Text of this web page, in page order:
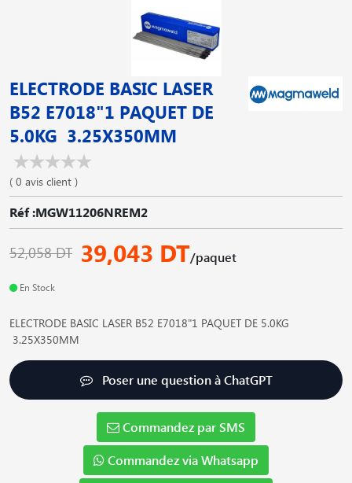
ELECTRODE BASIC LASER
B52 E7018"1 PAQUET DE
5.0KG 3.25X350MM
( 0 avis client )
Réf :MGW11206NREM2
52,058 DT 39,043 DT/paquet
En Stock
ELECTRODE BASIC LASER B52 E7018"1 PAQUET DE 5.0KG
3.25X350MM
Poser une question à ChatGPT
Commandez par SMS
Commandez via Whatsapp